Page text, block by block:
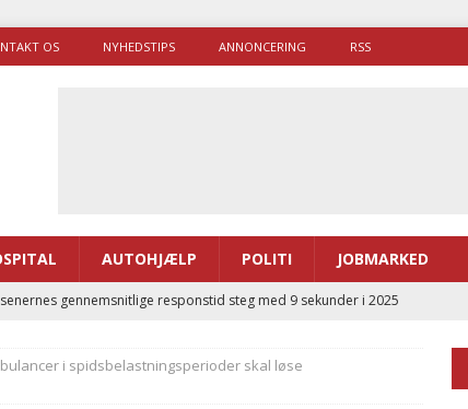
OS NYHEDSTIPS ANNONCERING RSS
AUTOHJÆLP POLITI JOBMARKED
gennemsnitlige responstid steg med 9 sekunder i 2025
af sygetransporttilladelser kan sende 400.000 kørsler over
i spidsbelastningsperioder skal løse